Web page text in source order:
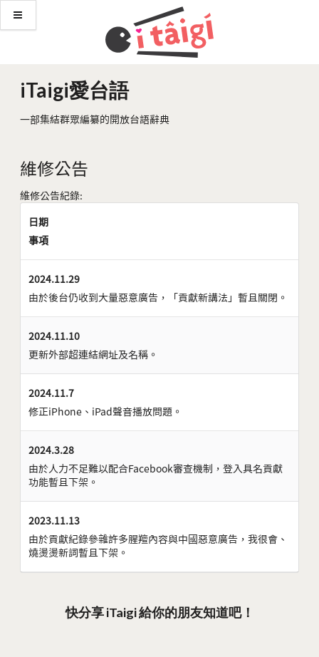
iTaigi愛台語
一部集結群眾編纂的開放台語辭典
維修公告
維修公告紀錄:
日期
事項
2024.11.29
由於後台仍收到大量惡意廣告，「貢獻新講法」暫且關閉。
2024.11.10
更新外部超連結網址及名稱。
2024.11.7
修正iPhone、iPad聲音播放問題。
2024.3.28
由於人力不足難以配合Facebook審查機制，登入具名貢獻
功能暫且下架。
2023.11.13
由於貢獻紀錄參雜許多腥羶內容與中國惡意廣告，我很會、
燒燙燙新詞暫且下架。
快分享 iTaigi 給你的朋友知道吧！